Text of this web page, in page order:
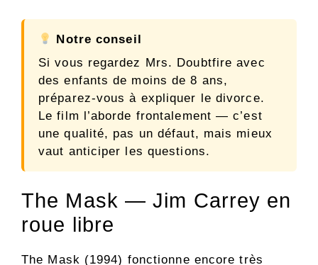
Notre conseil
Si vous regardez Mrs. Doubtfire avec
des enfants de moins de 8 ans,
préparez-vous à expliquer le divorce.
Le film l’aborde frontalement — c’est
une qualité, pas un défaut, mais mieux
vaut anticiper les questions.
The Mask — Jim Carrey en
roue libre
The Mask (1994) fonctionne encore très